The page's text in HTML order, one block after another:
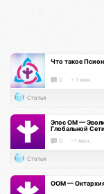
Что такое
0 < 1 мин.
Статья
Эпос ОМ —
Глобальной Сети
0 ~1 мин.
Статья
ООМ —